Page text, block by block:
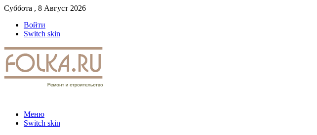
Суббота , 8 Август 2026
Войти
Switch skin
Меню
Switch skin